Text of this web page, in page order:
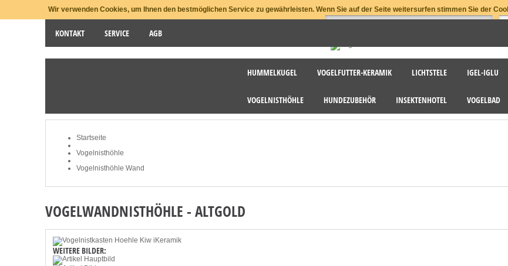
Wir verwenden Cookies, um Ihnen den bestmöglichen Service zu gewährleisten. Wenn Sie auf der Seite weitersurfen stimmen Sie der
KONTAKT SERVICE AGB
HUMMELKUGEL VOGELFUTTER-KERAMIK LICHTSTELE IGEL-IGLU
VOGELNISTHÖHLE HUNDEZUBEHÖR INSEKTENHOTEL VOGELBAD
Startseite
Vogelnisthöhle
Vogelnisthöhle Wand
VOGELWANDNISTHÖHLE - ALTGOLD
WEITERE BILDER: